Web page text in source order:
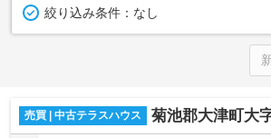
絞り込み条件： なし
売買 | 中古テラスハウス 菊池郡大津町大